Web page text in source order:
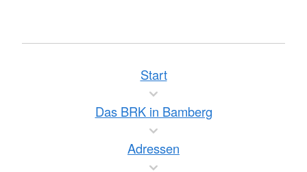
Start
Das BRK in Bamberg
Adressen